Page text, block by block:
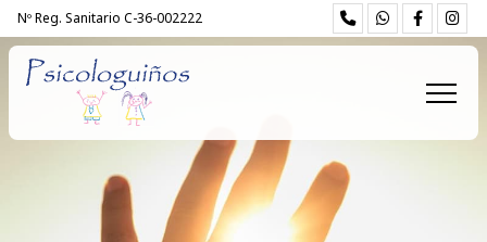
Nº Reg. Sanitario C-36-002222